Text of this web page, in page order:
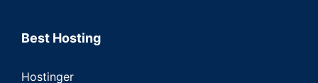
Best Hosting
Hostinger